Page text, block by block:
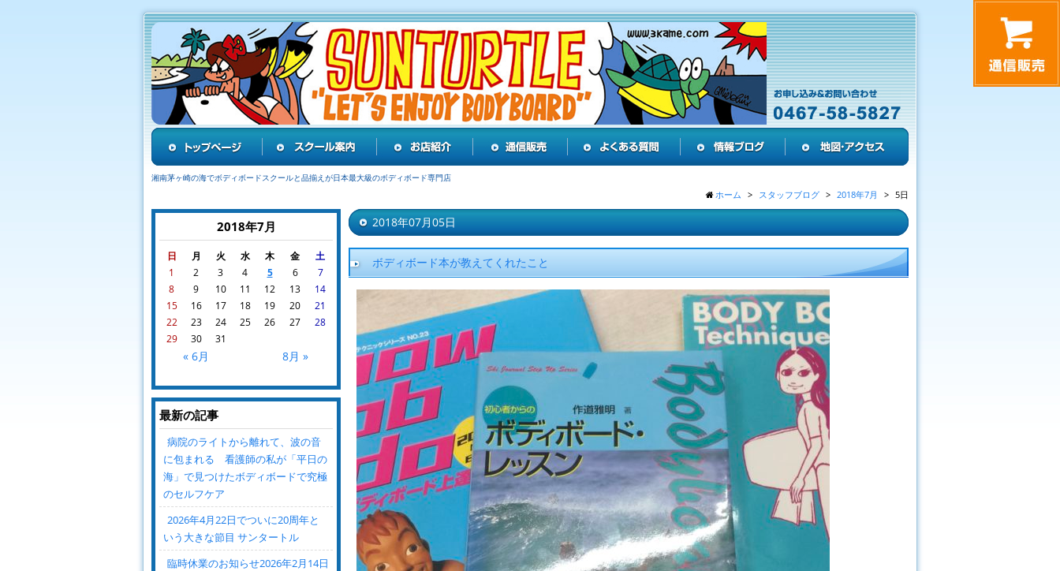
湘南茅ヶ崎の海でボディボードスクールと品揃えが日本最大級のボディボード専門店
ホーム スタッフブログ 2018年7月 5日
2018年07月05日
ボディボード本が教えてくれたこと
2018年7月
日 月 火 水 木 金 土
« 6月 8月 »
1 2 3 4 5 6
7
8
9 10 11 12 13
14
15
16 17 18 19 20
21
22
23 24 25 26 27
28
29
30 31
最新の記事
病院のライトから離れて、波の音
に包まれる 看護師の私が「平日の
海」で見つけたボディボードで究極
のセルフケア
2026年4月22日でついに20周年と
いう大きな節目 サンタートル
臨時休業のお知らせ2026年2月14日